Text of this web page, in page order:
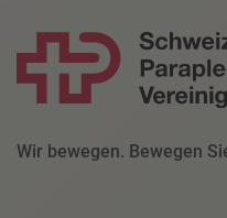
Wir bewegen. Bewegen